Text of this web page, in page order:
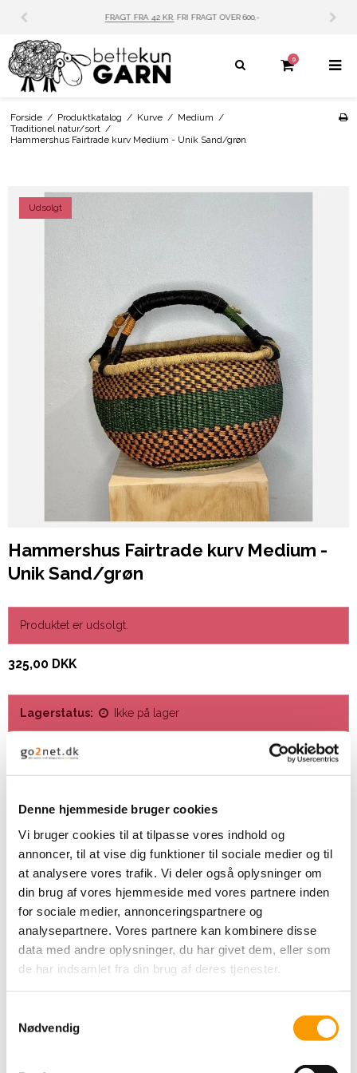
Denne hjemmeside bruger cookies
Vi bruger cookies til at tilpasse vores indhold og
annoncer, til at vise dig funktioner til sociale medier og til
at analysere vores trafik. Vi deler også oplysninger om
din brug af vores hjemmeside med vores partnere inden
for sociale medier, annonceringspartnere og
analysepartnere. Vores partnere kan kombinere disse
data med andre oplysninger, du har givet dem, eller som
de har indsamlet fra din brug af deres tjenester.
Nødvendig
OVER 600,- PERSONLIG SERVICE MAIL:
0
Forside / Produktkatalog / Kurve / Medium /
Traditionel natur/sort /
Hammershus Fairtrade kurv Medium - Unik Sand/grøn
Udsolgt
Hammershus Fairtrade kurv Medium -
Unik Sand/grøn
Produktet er udsolgt.
325,00 DKK
Lagerstatus: Ikke på lager
Unika Bolga kurve flettet af ghanesiske kvinder i et skønt mix af
farver og mønstre. Hankene har viklede læderhåndtag.
Kurvene er håndflettet af: Elefantgræs.
bolig indretningen til blade, aviser og meget andet.
For at beskytte kurvene og gøre dem lettere at transportere er de
pakket fladt. Det eneste du skal gøre er at fugte kurven, og
derefter rette den ud.
Relaterede produkter